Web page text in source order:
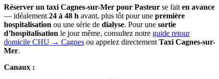
Réserver un taxi Cagnes-sur-Mer pour Pasteur se fait en avance
— idéalement 24 à 48 h avant, plus tôt pour une première
hospitalisation ou une série de dialyse. Pour une sortie
d’hospitalisation le jour même, consultez notre guide retour
domicile CHU → Cagnes ou appelez directement Taxi Cagnes-sur-
Mer.
Canaux :